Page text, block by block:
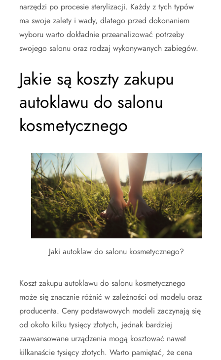
narzędzi po procesie sterylizacji. Każdy z tych typów
ma swoje zalety i wady, dlatego przed dokonaniem
wyboru warto dokładnie przeanalizować potrzeby
swojego salonu oraz rodzaj wykonywanych zabiegów.
Jakie są koszty zakupu
autoklawu do salonu
kosmetycznego
Jaki autoklaw do salonu kosmetycznego?
Koszt zakupu autoklawu do salonu kosmetycznego
może się znacznie różnić w zależności od modelu oraz
producenta. Ceny podstawowych modeli zaczynają się
od około kilku tysięcy złotych, jednak bardziej
zaawansowane urządzenia mogą kosztować nawet
kilkanaście tysięcy złotych. Warto pamiętać, że cena